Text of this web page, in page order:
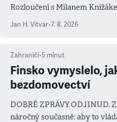
Rozloučení s Milanem
salvy i kritika pokrokářů
Jan H. Vitvar•7. 8. 2026
Zahraničí•5 minut
Finsko vymyslelo,
bezdomovectví
DOBRÉ ZPRÁVY ODJINUD.
náročný současně: aby to